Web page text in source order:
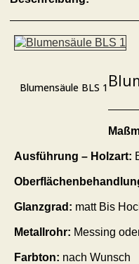
Blumensäule BLS 1
Ausführung – Holzart:
Glanzgrad: matt Bis
Metallrohr: Messing
Farbton: nach Wunsch